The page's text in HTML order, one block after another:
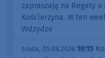
zapraszają na Regaty
Kościerzyna. W ten
Wdzydze
środa, 05.08.2026 19:15